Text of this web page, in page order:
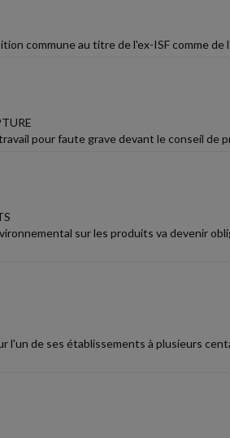
commune au titre de l'ex-ISF comme
pour faute grave devant le conseil de
sur les produits va devenir
l'un de ses établissements à plusieurs